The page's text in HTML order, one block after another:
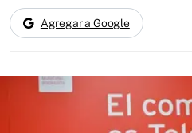
Agregar a Google